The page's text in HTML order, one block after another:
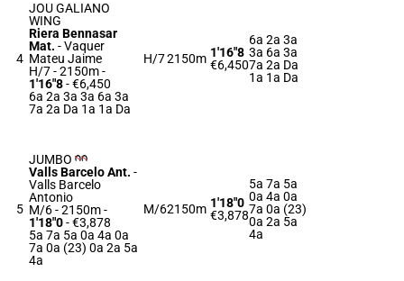
4
JOU GALIANO
WING
Riera Bennasar
Mat. -Vaquer
Mateu Jaime
H/7 - 2150m-
1'16"8- €6,450
6a 2a 3a 3a 6a 3a
7a 2a Da 1a 1a Da
H/72150m 1'16"8
€6,450
6a 2a 3a
3a 6a 3a
7a 2a Da
1a 1a Da
5
JUMBO
Valls Barcelo Ant. -
Valls Barcelo
Antonio
M/6 - 2150m-
1'18"0- €3,878
5a 7a 5a 0a 4a 0a
7a 0a (23) 0a 2a 5a
4a
M/62150m 1'18"0
€3,878
5a 7a 5a
0a 4a 0a
7a 0a (23)
0a 2a 5a
4a